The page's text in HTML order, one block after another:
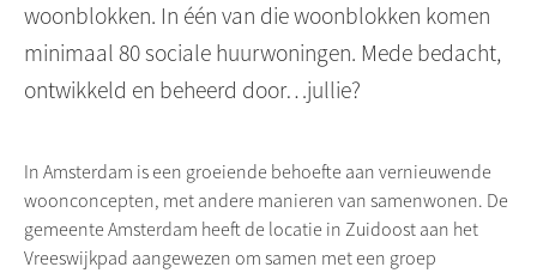
woonblokken. In één van die woonblokken komen
minimaal 80 sociale huurwoningen. Mede bedacht,
ontwikkeld en beheerd door…jullie?
In Amsterdam is een groeiende behoefte aan vernieuwende
woonconcepten, met andere manieren van samenwonen. De
gemeente Amsterdam heeft de locatie in Zuidoost aan het
Vreeswijkpad aangewezen om samen met een groep